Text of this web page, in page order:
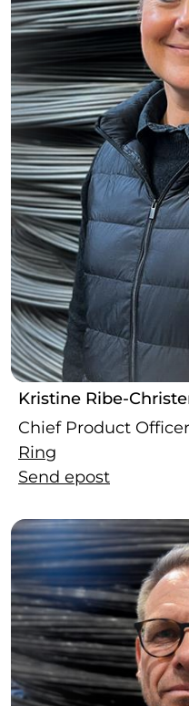
Kristine Ribe-
Chief Product Officer
Ring
Send epost